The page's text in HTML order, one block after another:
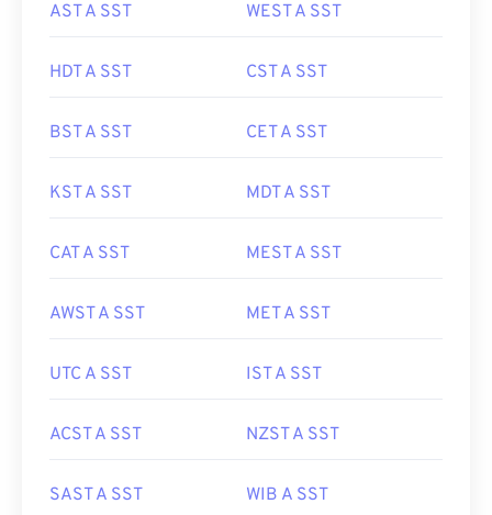
AST A SST WEST A SST
HDT A SST CST A SST
BST A SST CET A SST
KST A SST MDT A SST
CAT A SST MEST A SST
AWST A SST MET A SST
UTC A SST IST A SST
ACST A SST NZST A SST
SAST A SST WIB A SST